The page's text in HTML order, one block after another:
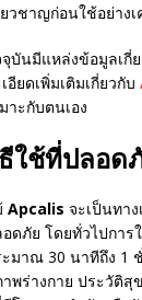
วชาญก่อนใช้อย่าง
บันมีแหล่งข้อมูลเกี่
อียดเพิ่มเติมเกี่ยวกับ
าะกับตนเอง
ใช้ที่ปลอด
Apcalis จะเป็นทา
ดภัย โดยทั่วไปการ
มาณ 30 นาทีถึง 1
พร่างกาย ประวัติสุ